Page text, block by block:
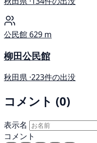
公民館 629 m
柳田公民館
秋田県 ·223件の出没
コメント (0)
表示名
コメント